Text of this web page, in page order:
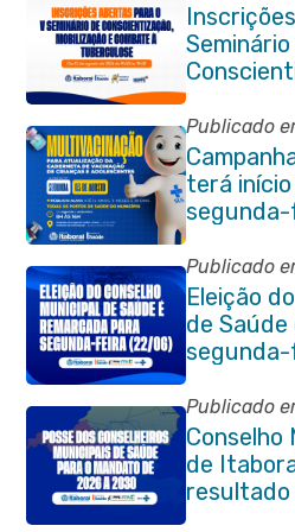
e
Itaboraí
Publicado
terá
Itaboraí
Publicado
Eleição
de
Publicado
Conselho
de
resultado